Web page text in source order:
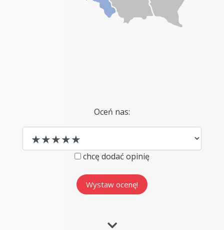
Oceń nas:
chcę dodać opinię